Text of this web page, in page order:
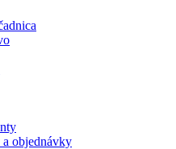
objednávky